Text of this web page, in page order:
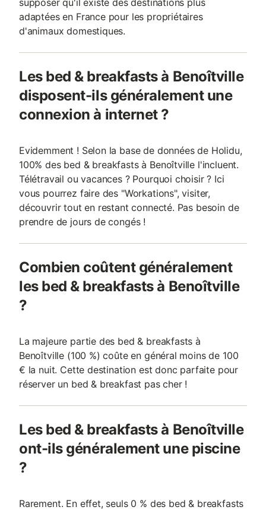
supposer qu'il existe des destinations plus
adaptées en France pour les propriétaires
d'animaux domestiques.
Les bed & breakfasts à Benoîtville
disposent-ils généralement une
connexion à internet ?
Evidemment ! Selon la base de données de Holidu,
100% des bed & breakfasts à Benoîtville l'incluent.
Télétravail ou vacances ? Pourquoi choisir ? Ici
vous pourrez faire des "Workations", visiter,
découvrir tout en restant connecté. Pas besoin de
prendre de jours de congés !
Combien coûtent généralement
les bed & breakfasts à Benoîtville
?
La majeure partie des bed & breakfasts à
Benoîtville (100 %) coûte en général moins de 100
€ la nuit. Cette destination est donc parfaite pour
réserver un bed & breakfast pas cher !
Les bed & breakfasts à Benoîtville
ont-ils généralement une piscine
?
Rarement. En effet, seuls 0 % des bed & breakfasts